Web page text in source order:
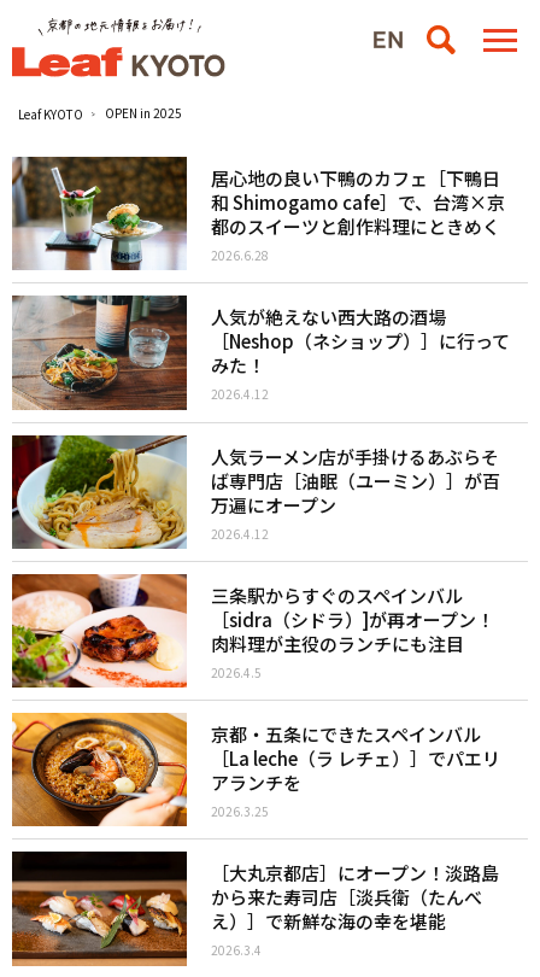
Leaf KYOTO OPEN in 2025
居心地の良い下鴨のカフェ［下鴨日
和 Shimogamo cafe］で、台湾×京
都のスイーツと創作料理にときめく
2026.6.28
人気が絶えない西大路の酒場
［Neshop（ネショップ）］に行って
みた！
2026.4.12
人気ラーメン店が手掛けるあぶらそ
ば専門店［油眠（ユーミン）］が百
万遍にオープン
2026.4.12
三条駅からすぐのスペインバル
［sidra（シドラ）]が再オープン！
肉料理が主役のランチにも注目
2026.4.5
京都・五条にできたスペインバル
［La leche（ラ レチェ）］でパエリ
アランチを
2026.3.25
［大丸京都店］にオープン！淡路島
から来た寿司店［淡兵衛（たんべ
え）］で新鮮な海の幸を堪能
2026.3.4